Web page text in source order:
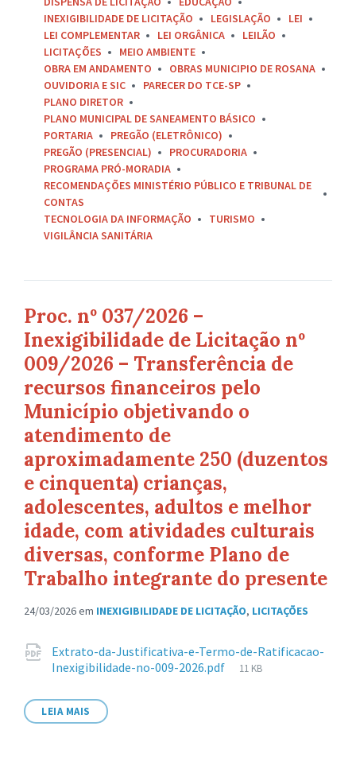
INEXIGIBILIDADE DE LICITAÇÃO
LEGISLAÇÃO
LEI
LEI COMPLEMENTAR
LEI ORGÂNICA
LEILÃO
LICITAÇÕES
MEIO AMBIENTE
OBRA EM ANDAMENTO
OBRAS MUNICIPIO DE ROSANA
OUVIDORIA E SIC
PARECER DO TCE-SP
PLANO DIRETOR
PLANO MUNICIPAL DE SANEAMENTO BÁSICO
PORTARIA
PREGÃO (ELETRÔNICO)
PREGÃO (PRESENCIAL)
PROCURADORIA
PROGRAMA PRÓ-MORADIA
RECOMENDAÇÕES MINISTÉRIO PÚBLICO E TRIBUNAL DE
CONTAS
TECNOLOGIA DA INFORMAÇÃO
TURISMO
VIGILÂNCIA SANITÁRIA
Proc. nº 037/2026 –
Inexigibilidade de Licitação nº
009/2026 – Transferência de
recursos financeiros pelo
Município objetivando o
atendimento de
aproximadamente 250 (duzentos
e cinquenta) crianças,
adolescentes, adultos e melhor
idade, com atividades culturais
diversas, conforme Plano de
Trabalho integrante do presente
24/03/2026em INEXIGIBILIDADE DE LICITAÇÃO, LICITAÇÕES
Anexos
Extrato-da-Justificativa-e-Termo-de-Ratificacao-
Inexigibilidade-no-009-2026.pdf
Tamanho
11 KB
LEIA MAIS